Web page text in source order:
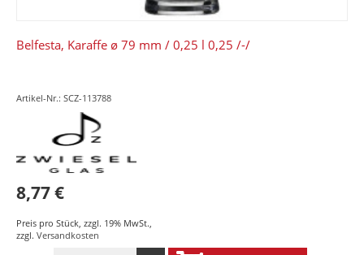
Belfesta, Karaffe ø 79 mm / 0,25 l 0,25 /-/
Artikel-Nr.: SCZ-113788
8,77 €
Preis pro Stück, zzgl. 19% MwSt.,
zzgl. Versandkosten